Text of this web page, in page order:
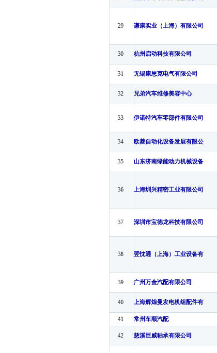
29 谦康实业（上海）有限公司
30 杭州启动科技有限公司
31 无锡康思克电气有限公司
32 兄弟汽车维修美容中心
33 伊诺特汽车零部件有限公司
34 欧菱自动化设备发展有限公
35 山东济南绿能动力机械设备
36 上海圳兴精密工业有限公司
37 深圳市宝德龙科技有限公司
38 翌忱通（上海）工业设备有
39 广州万金汽配有限公司
40 上海辉煌曼发电机组配件有
41 常州车顺汽配
42 慈溪巨威轴承有限公司